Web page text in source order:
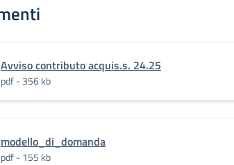
Avviso contributo acquis.s. 24.25
pdf - 356 kb
modello_di_domanda
pdf - 155 kb